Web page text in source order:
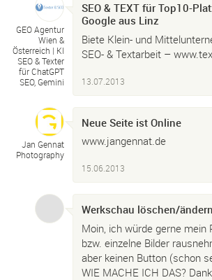
GEO Agentur
Wien &
Österreich | KI
SEO & Texter
für ChatGPT
SEO, Gemini
SEO & TEXT für Top10-
Google aus Linz
Biete Klein- und
SEO- & Textarbeit –
13.07.2013
Jan Gennat
Photography
Neue Seite ist Online
www.jangennat.de
15.06.2013
Werkschau löschen/ändern
Moin, ich würde gerne mein
bzw. einzelne Bilder
aber keinen Button (schon
WIE MACHE ICH DAS?